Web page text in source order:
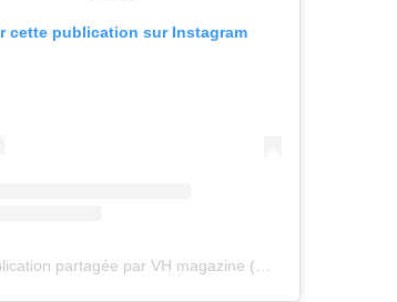
cette publication sur Instagram